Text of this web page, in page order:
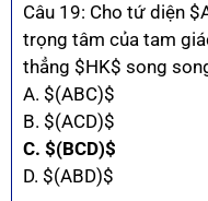
Câu 19: Cho tứ diện
trọng tâm của tam
thẳng $HK$ song
A. $(ABC)$
B. $(ACD)$
C. $(BCD)$
D. $(ABD)$